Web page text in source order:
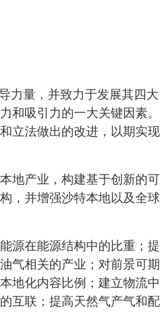
力量，并致力于发展其四大
和吸引力的一大关键因素。
立法做出的改进，以期实现
地产业，构建基于创新的可
，并增强沙特本地以及全球
源在能源结构中的比重；提
气相关的产业；对前景可期
地化内容比例；建立物流中
互联；提高天然气产气和配